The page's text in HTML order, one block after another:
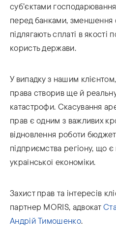
суб’єктами
перед банками, зменшення
підлягають сплаті в якості
користь держави.
У випадку з нашим
права створив ще й
катастрофи. Скасування
прав є одним з важливих
відновлення роботи
підприємства регіону, що
української економіки.
Захист прав та інтересів
партнер MORIS, адвокат
Андрій Тимошенко.